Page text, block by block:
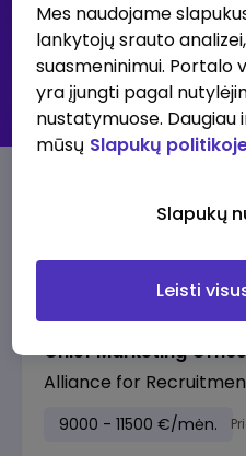
30K+ klubas -
Visi
Pasiūlymai su aukščiausia
Chief Marketing
Alliance for
9000 - 11500 €/mėn.
Mes naudojame
lankytojų srauto
suasmeninimui. Portalo
yra įjungti pagal
nustatymuose.
mūsų Slapukų
Slapukų
Leisti